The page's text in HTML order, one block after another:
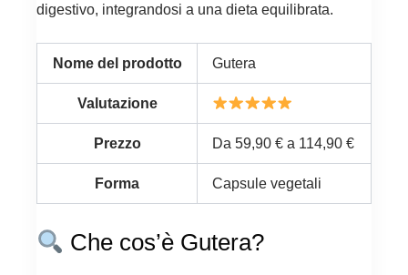
digestivo, integrandosi a una dieta equilibrata.
Nome del prodotto Gutera
Valutazione
Prezzo Da 59,90 € a 114,90 €
Forma Capsule vegetali
Che cos’è Gutera?